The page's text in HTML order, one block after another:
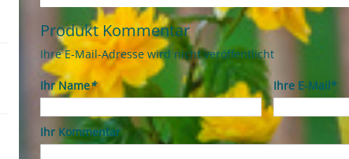
Produkt Kommentar
Ihre E-Mail-Adresse wird nicht veröffentlicht
Ihr Name* Ihre E-Mail*
Ihr Kommentar